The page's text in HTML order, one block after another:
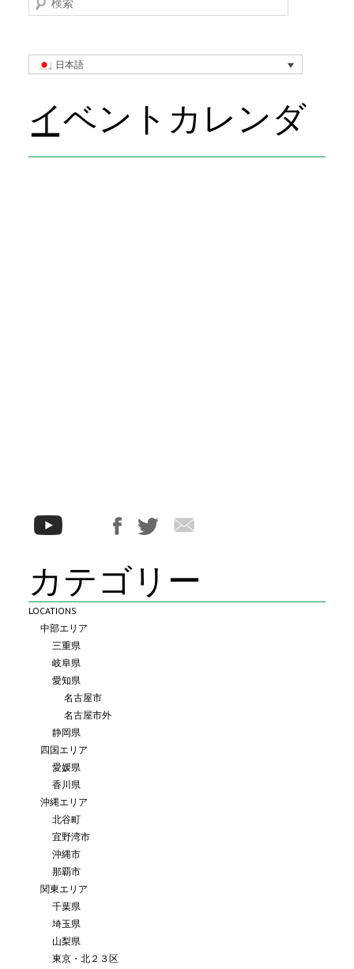
日本語
イベントカレンダ
ー
カテゴリー
LOCATIONS
中部エリア
三重県
岐阜県
愛知県
名古屋市
名古屋市外
静岡県
四国エリア
愛媛県
香川県
沖縄エリア
北谷町
宜野湾市
沖縄市
那覇市
関東エリア
千葉県
埼玉県
山梨県
東京・北２３区